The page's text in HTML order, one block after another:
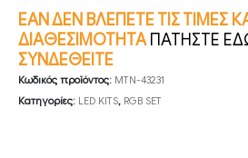
ΕΑΝ ΔΕΝ ΒΛΕΠΕΤΕ ΤΙΣ ΤΙΜΕΣ
ΔΙΑΘΕΣΙΜΟΤΗΤΑ ΠΑΤΗΣΤΕ
ΣΥΝΔΕΘΕΙΤΕ
Κωδικός προϊόντος: MTN-43231
Κατηγορίες: LED KITS, RGB SET